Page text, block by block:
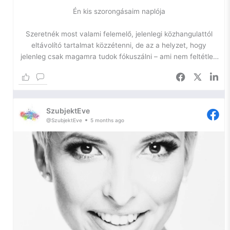
Én kis szorongásaim naplója
Szeretnék most valami felemelő, jelenlegi közhangulattól
eltávolító tartalmat közzétenni, de az a helyzet, hogy
jelenleg csak magamra tudok fókuszálni – ami nem feltétlen
hogy naplózzam a lelkem, hátha ennyivel is sikerül
elhallgattatnom a belső hangokat.
Szóval, szorongás.
Ilyen vagyok én. Egy ideje azon gondolkodom, hogy – bár
nem szeretem a diagnózist, hiszen a szó maga is már egy
negatív háttérjelentést hordoz – szükségem lenne arra, hogy
tudjam, mi a gond velem.
Miért vagyok egy két lábon járó szorongás. Gyakorlatilag
SzubjektEve
@SzubjektEve 5 months ago